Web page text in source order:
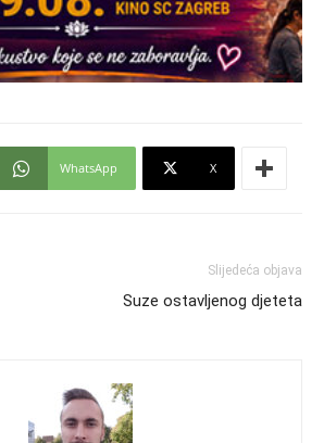
WhatsApp X
Slijedeća objava
Suze ostavljenog djeteta